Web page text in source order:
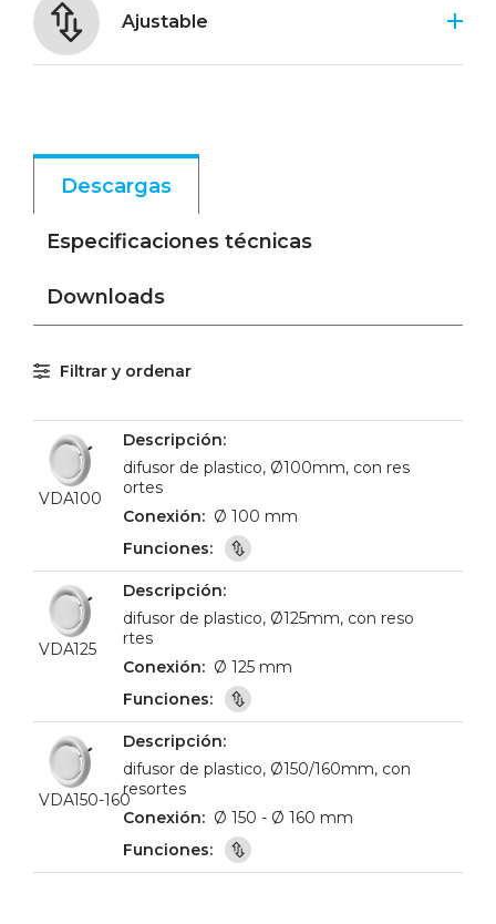
Ajustable
Descargas
Especificaciones técnicas
Downloads
Filtrar y ordenar
VDA100
difusor de plastico, Ø100mm, con res
ortes
Ø 100 mm
VDA125
difusor de plastico, Ø125mm, con reso
rtes
Ø 125 mm
VDA150-160
difusor de plastico, Ø150/160mm, con
resortes
Ø 150 - Ø 160 mm